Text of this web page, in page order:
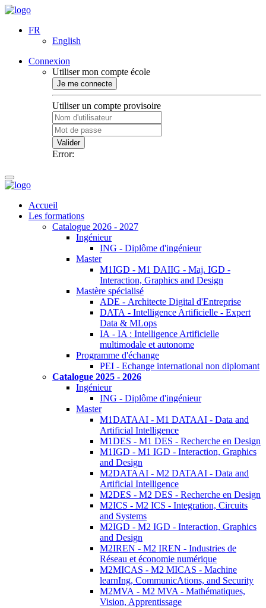
FR
English
Connexion
Utiliser mon compte école
Je me connecte
Utiliser un compte provisoire
Valider
Error:
Accueil
Les formations
Catalogue 2026 - 2027
Ingénieur
ING - Diplôme d'ingénieur
Master
M1IGD - M1 DAIIG - Maj. IGD -
Interaction, Graphics and Design
Mastère spécialisé
ADE - Architecte Digital d'Entreprise
DATA - Intelligence Artificielle - Expert
Data & MLops
IA - IA : Intelligence Artificielle
multimodale et autonome
Programme d'échange
PEI - Echange international non diplomant
Catalogue 2025 - 2026
Ingénieur
ING - Diplôme d'ingénieur
Master
M1DATAAI - M1 DATAAI - Data and
Artificial Intelligence
M1DES - M1 DES - Recherche en Design
M1IGD - M1 IGD - Interaction, Graphics
and Design
M2DATAAI - M2 DATAAI - Data and
Artificial Intelligence
M2DES - M2 DES - Recherche en Design
M2ICS - M2 ICS - Integration, Circuits
and Systems
M2IGD - M2 IGD - Interaction, Graphics
and Design
M2IREN - M2 IREN - Industries de
Réseau et économie numérique
M2MICAS - M2 MICAS - Machine
learnIng, CommunicAtions, and Security
M2MVA - M2 MVA - Mathématiques,
Vision, Apprentissage